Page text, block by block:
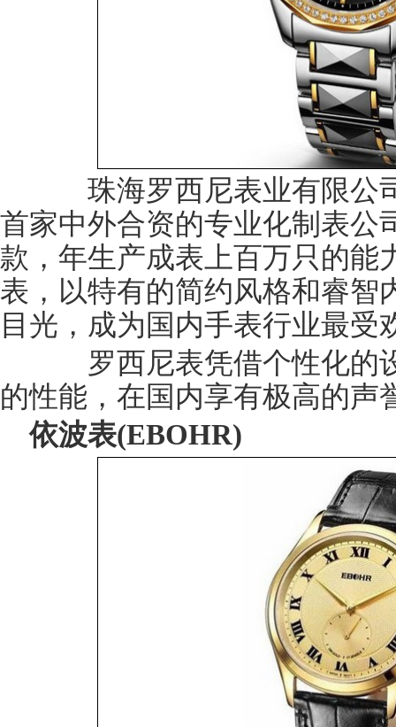
珠海罗西尼表业有限公
首家中外合资的专业化制表公
款，年生产成表上百万只的能
表，以特有的简约风格和睿智
目光，成为国内手表行业最受
罗西尼表凭借个性化的
的性能，在国内享有极高的声
依波表(EBOHR)